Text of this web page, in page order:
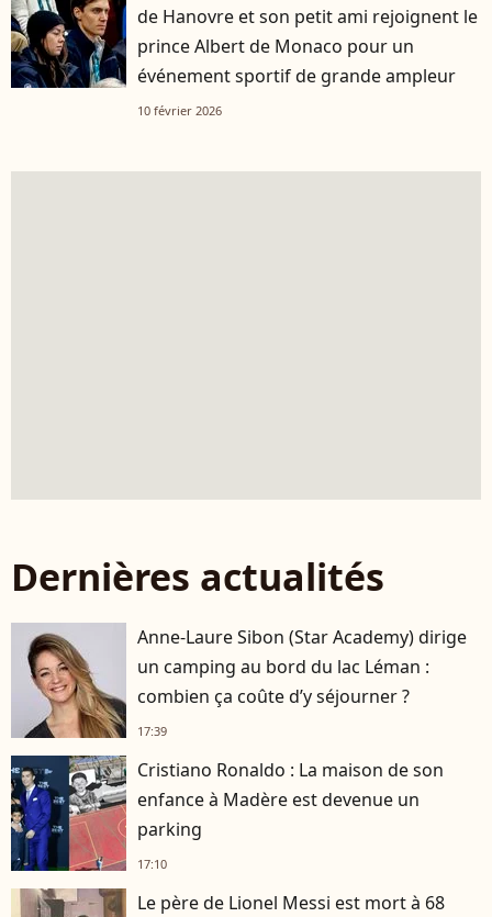
de Hanovre et son petit ami rejoignent le
prince Albert de Monaco pour un
événement sportif de grande ampleur
10 février 2026
Dernières actualités
Anne-Laure Sibon (Star Academy) dirige
un camping au bord du lac Léman :
combien ça coûte d’y séjourner ?
17:39
Cristiano Ronaldo : La maison de son
enfance à Madère est devenue un
parking
17:10
Le père de Lionel Messi est mort à 68